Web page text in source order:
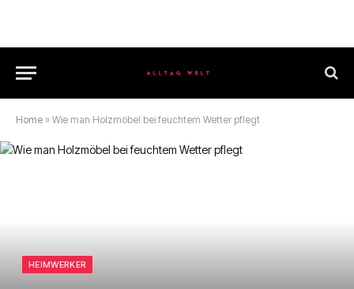
Home » Wie man Holzmöbel bei feuchtem Wetter pflegt
HEIMWERKER